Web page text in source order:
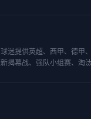
迷提供英超、西甲、德
揭幕战、强队小组赛、淘